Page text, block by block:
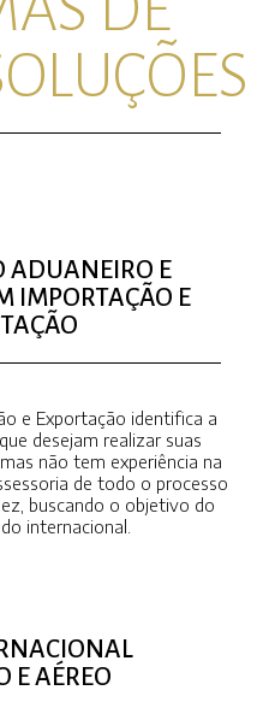
ADUANEIRO E
IMPORTAÇÃO E
e Exportação identifica a
desejam realizar suas
não tem experiência na
de todo o processo
buscando o objetivo do
internacional.
E AÉREO